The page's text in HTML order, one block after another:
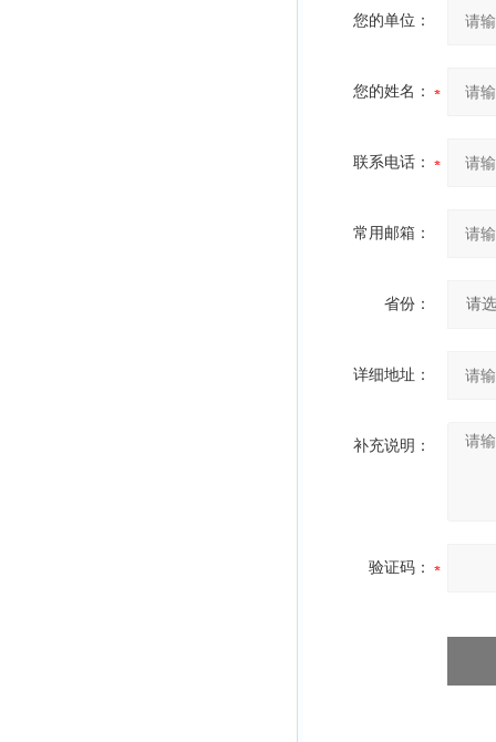
您的单位：
您的姓名：
联系电话：
常用邮箱：
省份：
详细地址：
补充说明：
验证码：